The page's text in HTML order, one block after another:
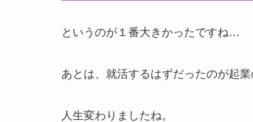
というのが１番大きかったですね…
あとは、就活するはずだったのが起業
人生変わりましたね。